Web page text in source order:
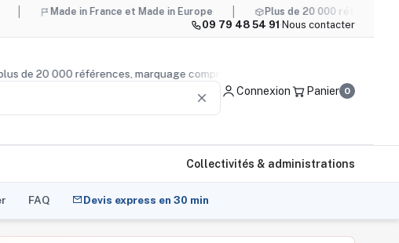
Made in France et Made in Europe
Plus de 20 000 références,
09 79 48 54 91 · Nous contacter
— plus de 20 000 références, marquage compris
clear Connexion Panier 0
Collectivités & administrations
FAQ Devis express en 30 min